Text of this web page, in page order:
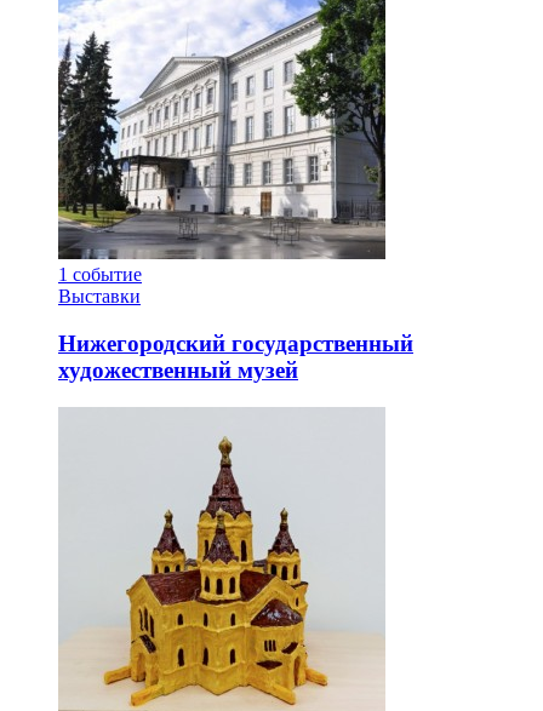
1 событие
Выставки
Нижегородский государственный
художественный музей